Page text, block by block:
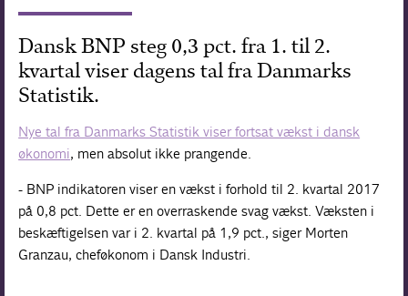
Dansk BNP steg 0,3 pct. fra 1. til 2.
kvartal viser dagens tal fra Danmarks
Statistik.
Nye tal fra Danmarks Statistik viser fortsat vækst i dansk
økonomi, men absolut ikke prangende.
- BNP indikatoren viser en vækst i forhold til 2. kvartal 2017
på 0,8 pct. Dette er en overraskende svag vækst. Væksten i
beskæftigelsen var i 2. kvartal på 1,9 pct., siger Morten
Granzau, cheføkonom i Dansk Industri.